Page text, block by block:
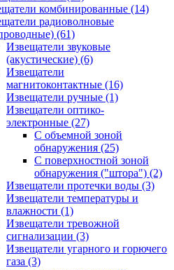
комбинированные (14)
радиоволновые
(61)
Извещатели звуковые
(акустические) (6)
Извещатели
магнитоконтактные (16)
Извещатели ручные (1)
Извещатели оптико-
электронные (27)
С объемной зоной
обнаружения (25)
С поверхностной зоной
обнаружения ("штора") (2)
Извещатели протечки воды (3)
Извещатели температуры и
влажности (1)
Извещатели тревожной
сигнализации (3)
Извещатели угарного и горючего
газа (3)